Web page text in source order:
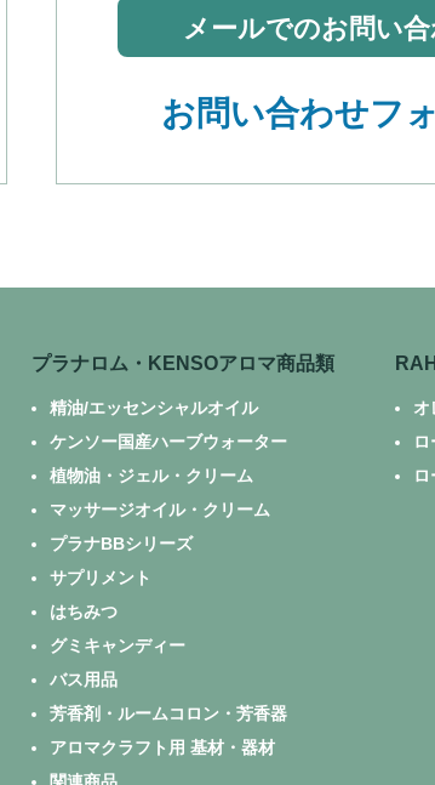
メールでのお問い
お問い合わせフ
プラナロム・KENSOアロマ商品類
精油/エッセンシャルオイル
ケンソー国産ハーブウォーター
植物油・ジェル・クリーム
マッサージオイル・クリーム
プラナBBシリーズ
サプリメント
はちみつ
グミキャンディー
バス用品
芳香剤・ルームコロン・芳香器
アロマクラフト用 基材・器材
オ